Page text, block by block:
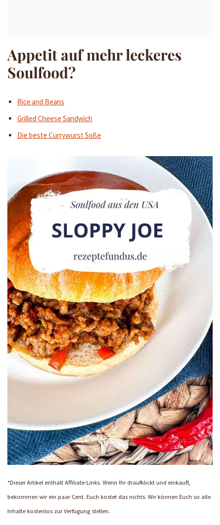
Appetit auf mehr leckeres
Soulfood?
Rice and Beans
Grilled Cheese Sandwich
Die beste Currywurst Soße
*Dieser Artikel enthält Affiliate-Links. Wenn Ihr draufklickt und einkauft,
bekommen wir ein paar Cent. Euch kostet das nichts. Wir können Euch so alle
Inhalte kostenlos zur Verfügung stellen.